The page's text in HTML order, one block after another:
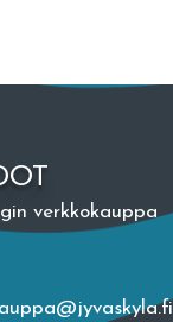
verkkokauppa